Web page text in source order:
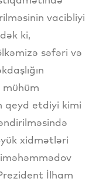
vacibliyi
ki,
səfəri və
mühüm
qeyd etdiyi kimi
xidmətləri
İlham